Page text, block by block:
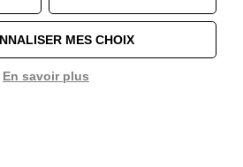
MES CHOIX
En savoir plus